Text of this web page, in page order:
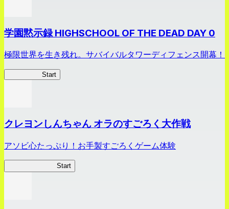
学園黙示録 HIGHSCHOOL OF THE DEAD DAY 0
極限世界を生き残れ。サバイバルタワーディフェンス開幕！
Start
クレヨンしんちゃん オラのすごろく大作戦
アソビ心たっぷり！お手製すごろくゲーム体験
Start